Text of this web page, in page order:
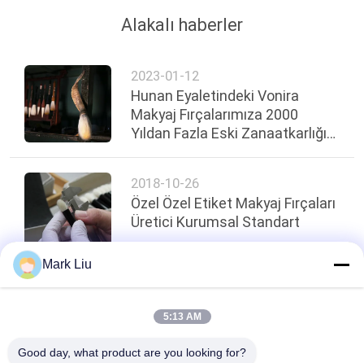
Alakalı haberler
2023-01-12
Hunan Eyaletindeki Vonira
Makyaj Fırçalarımıza 2000
Yıldan Fazla Eski Zanaatkarlığı
2018-10-26
Özel Özel Etiket Makyaj Fırçaları
Üretici Kurumsal Standart
Sayfanın Üstü
Mark Liu
5:13 AM
Good day, what product are you looking for?